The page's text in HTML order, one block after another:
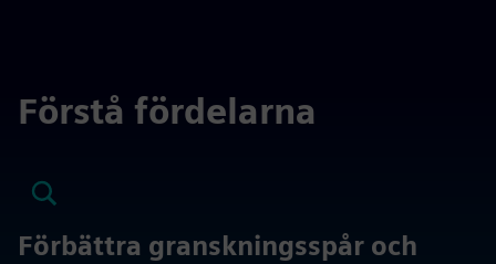
Förstå fördelarna
Förbättra granskningsspår och